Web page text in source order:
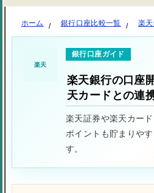
ホーム 銀行口座比較一覧 楽
楽天
銀行口座ガイド
楽天銀行の口座
天カードとの連
楽天証券や楽天カー
ポイントも貯まりや
す。